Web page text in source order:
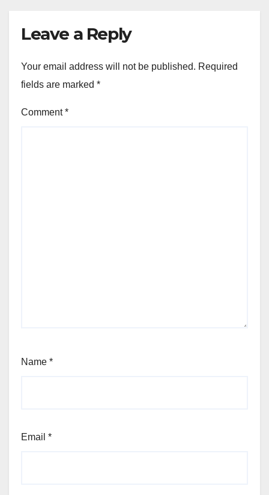
Leave a Reply
Your email address will not be published. Required
fields are marked *
Comment*
Name *
Email *